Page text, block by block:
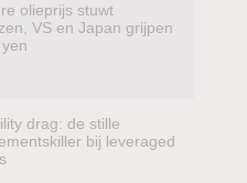
olieprijs stuwt
VS en Japan grijpen
drag: de stille
bij leveraged